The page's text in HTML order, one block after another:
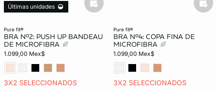
pure fit®
BRA Nº2: PUSH UP BANDEAU
DE MICROFIBRA
1.099,00 Mex$
3X2 SELECCIONADOS
Últimas unidades basketfull
pure fit®
BRA Nº4: COPA FINA DE
MICROFIBRA
1.099,00 Mex$
3X2 SELECCIONADOS